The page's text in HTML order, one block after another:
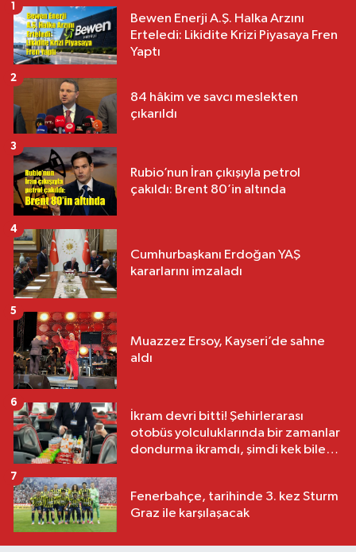
Bewen Enerji A.Ş. Halka Arzını
Erteledi: Likidite Krizi Piyasaya Fren
Yaptı
1
84 hâkim ve savcı meslekten
çıkarıldı
2
Rubio’nun İran çıkışıyla petrol
çakıldı: Brent 80’in altında
3
Cumhurbaşkanı Erdoğan YAŞ
kararlarını imzaladı
4
Muazzez Ersoy, Kayseri’de sahne
aldı
5
İkram devri bitti! Şehirlerarası
otobüs yolculuklarında bir zamanlar
dondurma ikramdı, şimdi kek bile
6
Fenerbahçe, tarihinde 3. kez Sturm
Graz ile karşılaşacak
7